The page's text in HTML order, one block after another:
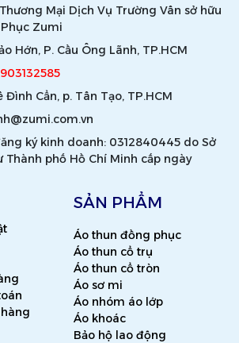
Mại Dịch Vụ Trường Vân sở hữu
Zumi
Hớn, P. Cầu Ông Lãnh, TP.HCM
Đình Cẩn, p. Tân Tạo, TP.HCM
ký kinh doanh: 0312840445 do Sở
Thành phố Hồ Chí Minh cấp ngày
SẢN PHẨM
Áo thun đồng phục
Áo thun cổ trụ
Áo thun cổ tròn
Áo sơ mi
Áo nhóm áo lớp
Áo khoác
Bảo hộ lao động